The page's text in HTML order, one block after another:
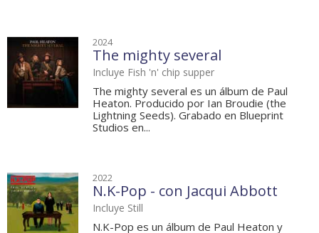
2024
The mighty several
Incluye Fish 'n' chip supper
The mighty several es un álbum de Paul
Heaton. Producido por Ian Broudie (the
Lightning Seeds). Grabado en Blueprint
Studios en...
2022
N.K-Pop - con Jacqui Abbott
Incluye Still
N.K-Pop es un álbum de Paul Heaton y